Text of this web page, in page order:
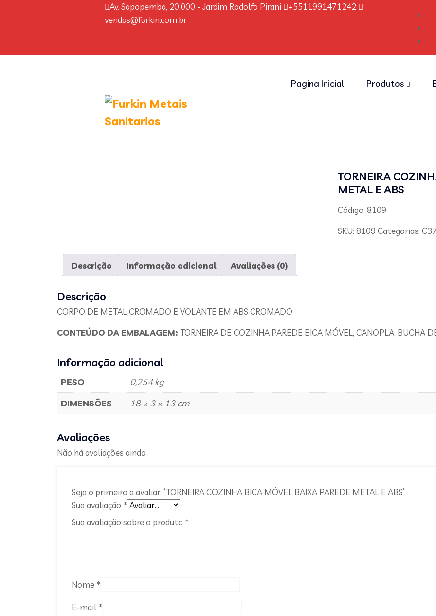
Av. Sapopemba, 20.000 - Jardim Rodolfo Pirani
+5511991471242
vendas@furkin.com.br
Pagina Inicial Produtos
TORNEIRA
METAL E ABS
Código: 8109
SKU:8109 Categorias:
Descrição Informação adicional Avaliações (0)
Descrição
CORPO DE METAL CROMADO E VOLANTE EM ABS CROMADO
CONTEÚDO DA EMBALAGEM: TORNEIRA DE COZINHA PAREDE BICA MÓVEL, CANOPLA, BUCHA
Informação adicional
PESO
0,254 kg
DIMENSÕES
18 × 3 × 13 cm
Avaliações
Não há avaliações ainda.
Seja o primeiro a avaliar “TORNEIRA COZINHA BICA MÓVEL BAIXA PAREDE METAL E ABS”
Sua avaliação *
Sua avaliação sobre o produto *
Nome *
E-mail *